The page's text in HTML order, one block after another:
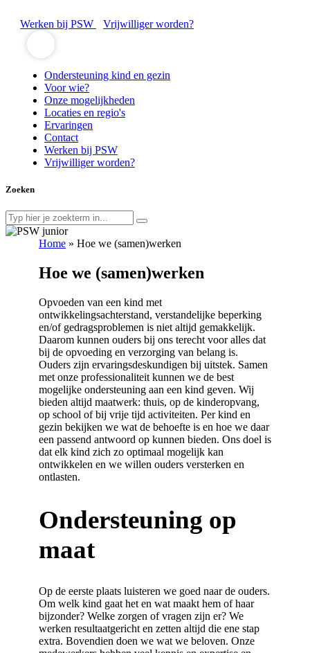
Werken bij PSW Vrijwilliger worden?
Ondersteuning kind en gezin
Voor wie?
Onze mogelijkheden
Locaties en regio's
Ervaringen
Contact
Werken bij PSW
Vrijwilliger worden?
Zoeken
Home » Hoe we (samen)werken
Hoe we (samen)werken
Opvoeden van een kind met
ontwikkelingsachterstand, verstandelijke beperking
en/of gedragsproblemen is niet altijd gemakkelijk.
Daarom kunnen ouders bij ons terecht voor alles dat
bij de opvoeding en verzorging van belang is.
Ouders zijn ervaringsdeskundigen bij uitstek. Samen
met onze professionaliteit kunnen we de best
mogelijke ondersteuning aan een kind geven. Wij
bieden altijd maatwerk: thuis, op de kinderopvang,
op school of bij vrije tijd activiteiten. Per kind en
gezin bekijken we wat de behoefte is en hoe we daar
een passend antwoord op kunnen bieden. Ons doel is
dat elk kind zich zo optimaal mogelijk kan
ontwikkelen en we willen ouders versterken en
ontlasten.
Ondersteuning op
maat
Op de eerste plaats luisteren we goed naar de ouders.
Om welk kind gaat het en wat maakt hem of haar
bijzonder? Welke zorgen of vragen zijn er? We
werken resultaatgericht en zetten altijd die ene stap
extra. Bovendien doen we wat we beloven. Onze